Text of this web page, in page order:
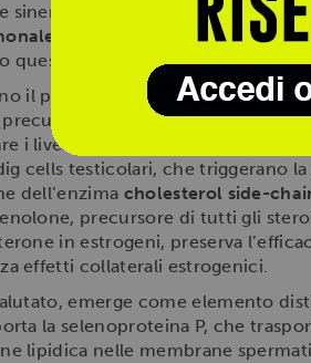
sinergica di
Acido D-Asparticoe
maschile
, la vitalità
questo prodotto nel panorama
il potenziale del
DAA, è utile
ormonale, ma un
i livelli di testosterone del 30-
cells testicolari, che triggerano
dell’enzima cholesterol side-
precursore di tutti gli
in estrogeni, preserva
effetti collaterali estrogenici.
emerge come elemento
la selenoproteina P, che
lipidica nelle membrane